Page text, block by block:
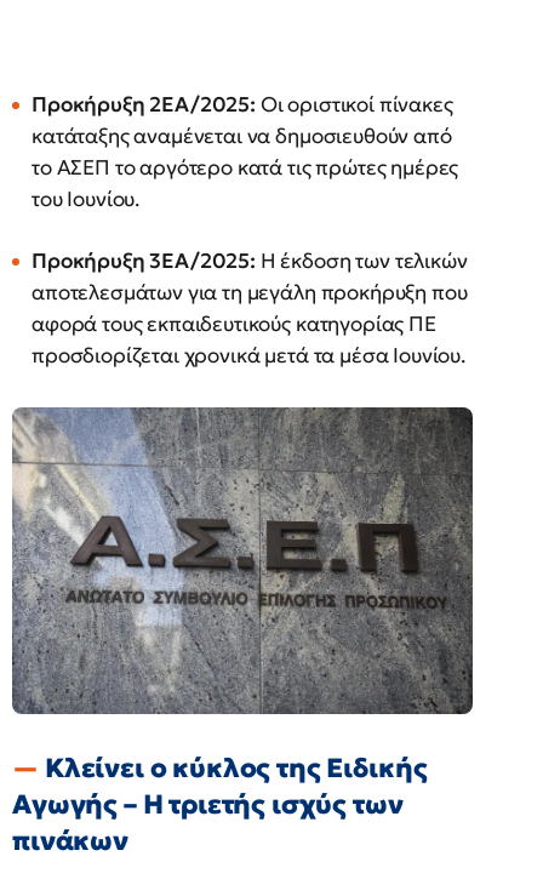
Προκήρυξη 2ΕΑ/2025: Οι οριστικοί πίνακες
κατάταξης αναμένεται να δημοσιευθούν από
το ΑΣΕΠ το αργότερο κατά τις πρώτες ημέρες
του Ιουνίου.
Προκήρυξη 3ΕΑ/2025: Η έκδοση των τελικών
αποτελεσμάτων για τη μεγάλη προκήρυξη που
αφορά τους εκπαιδευτικούς κατηγορίας ΠΕ
προσδιορίζεται χρονικά μετά τα μέσα Ιουνίου.
Κλείνει ο κύκλος της Ειδικής
Αγωγής – Η τριετής ισχύς των
πινάκων